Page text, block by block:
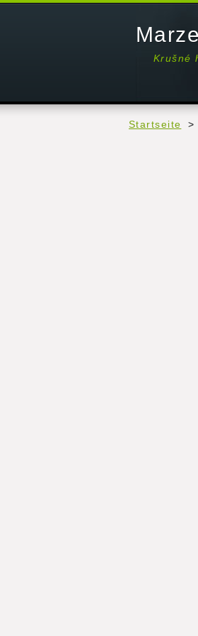
Krušné
Startseite >